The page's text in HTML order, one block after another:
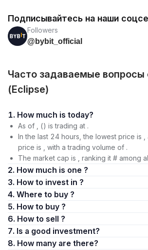
Подписывайтесь на наши
Followers
@bybit_official
Часто задаваемые вопросы
(Eclipse)
1. How much is today?
As of , () is trading at .
In the last 24 hours, the lowest price is ,
price is , with a trading volume of .
The market cap is , ranking it # among
2. How much is one ?
3. How to invest in ?
4. Where to buy ?
5. How to buy ?
6. How to sell ?
7. Is a good investment?
8. How many are there?